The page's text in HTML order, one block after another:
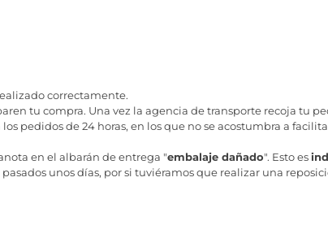
correctamente.
tu compra. Una vez la agencia de transporte recoja tu
pedidos de 24 horas, en los que no se acostumbra a
en el albarán de entrega "embalaje dañado". Esto es
unos días, por si tuviéramos que realizar una